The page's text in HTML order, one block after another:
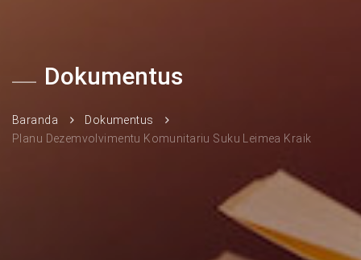
Dokumentus
Baranda
Dokumentus
Planu Dezemvolvimentu Komunitariu Suku Leimea Kraik